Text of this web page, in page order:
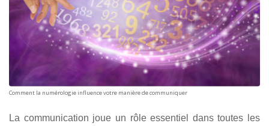
Comment la numérologie influence votre manière de communiquer
La communication joue un rôle essentiel dans toutes les